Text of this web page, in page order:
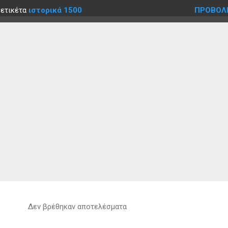
ιστορικά 1500
Δεν βρέθηκαν αποτελέσματα